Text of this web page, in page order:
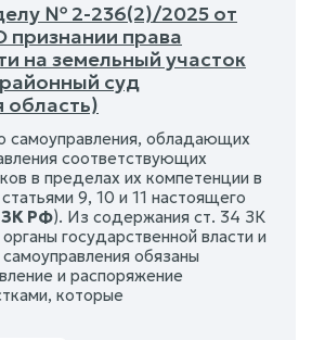
№ 2-236(2)/2025 от
признании права
на земельный участок
суд
область)
самоуправления, обладающих
соответствующих
в пределах их компетенции в
9, 10 и 11 настоящего
ЗК РФ). Из содержания ст. 34 ЗК
государственной власти и
обязаны
и распоряжение
которые